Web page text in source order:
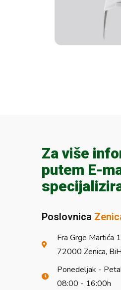
Za više
putem E-
Poslovnica
Fra Grge Martića
72000 Zenica, BiH
Ponedeljak -
08:00 - 16:00h